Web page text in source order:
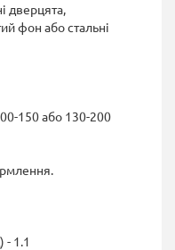
дверцята,
фон або стальні
150 або 130-200
- 1.1